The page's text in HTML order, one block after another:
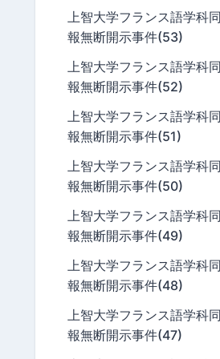
上智大学フランス語学科
報無断開示事件(53)
上智大学フランス語学科
報無断開示事件(52)
上智大学フランス語学科
報無断開示事件(51)
上智大学フランス語学科
報無断開示事件(50)
上智大学フランス語学科
報無断開示事件(49)
上智大学フランス語学科
報無断開示事件(48)
上智大学フランス語学科
報無断開示事件(47)